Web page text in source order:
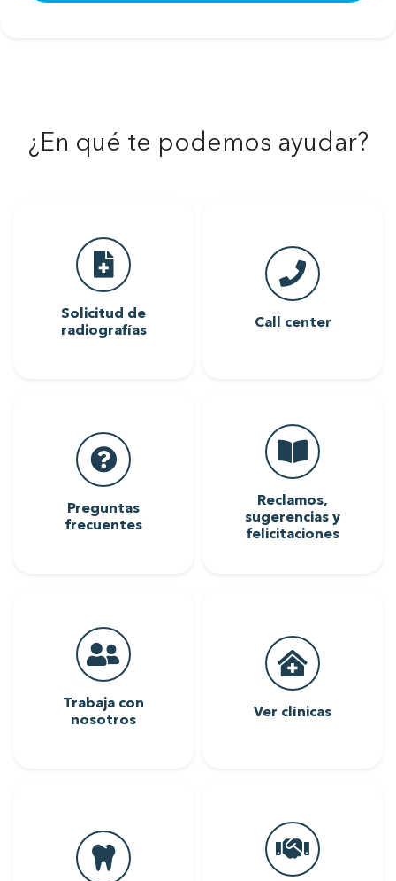
¿En qué te podemos ayudar?
Solicitud de
radiografías
Call center
Preguntas
frecuentes
Reclamos,
sugerencias y
felicitaciones
Trabaja con
nosotros
Ver clínicas